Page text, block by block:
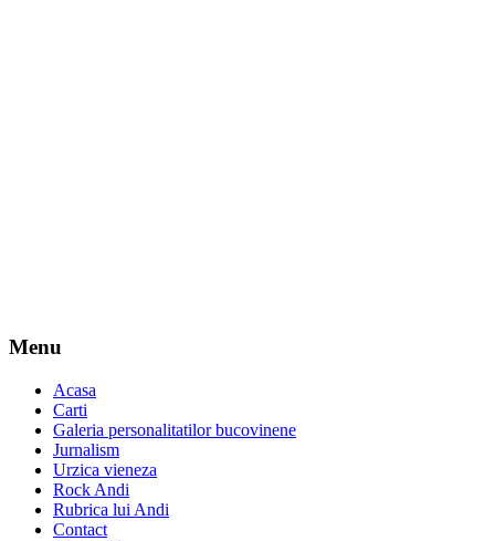
Menu
Acasa
Carti
Galeria personalitatilor bucovinene
Jurnalism
Urzica vieneza
Rock Andi
Rubrica lui Andi
Contact